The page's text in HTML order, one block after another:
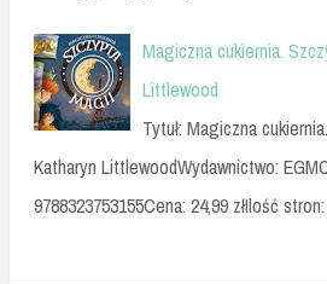
Magiczna cukiernia.
Littlewood
Tytuł: Magiczna
Katharyn LittlewoodWydawnictwo:
9788323753155Cena: 24,99 złIlość